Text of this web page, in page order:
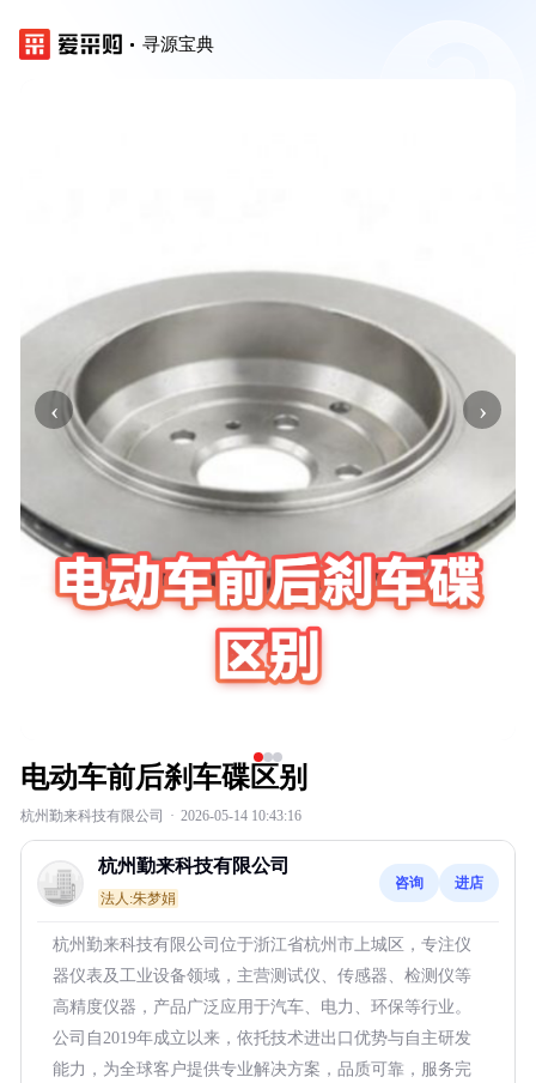
寻源宝典
‹ ›
电动车前后刹车碟区别
杭州勤来科技有限公司 · 2026-05-14 10:43:16
杭州勤来科技有限公司
法人:朱梦娟
咨询 进店
杭州勤来科技有限公司位于浙江省杭州市上城区，专注仪
器仪表及工业设备领域，主营测试仪、传感器、检测仪等
高精度仪器，产品广泛应用于汽车、电力、环保等行业。
公司自2019年成立以来，依托技术进出口优势与自主研发
能力，为全球客户提供专业解决方案，品质可靠，服务完